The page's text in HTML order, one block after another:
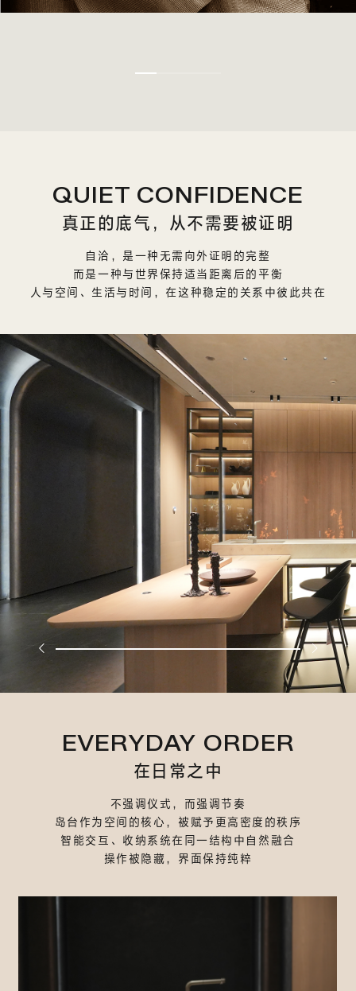
QUIET CONFIDENCE
真正的底气，从不需要被证明
自洽，是一种无需向外证明的完整
而是一种与世界保持适当距离后的平衡
人与空间、生活与时间，在这种稳定的关系中彼此共在
EVERYDAY ORDER
在日常之中
不强调仪式，而强调节奏
岛台作为空间的核心，被赋予更高密度的秩序
智能交互、收纳系统在同一结构中自然融合
操作被隐藏，界面保持纯粹